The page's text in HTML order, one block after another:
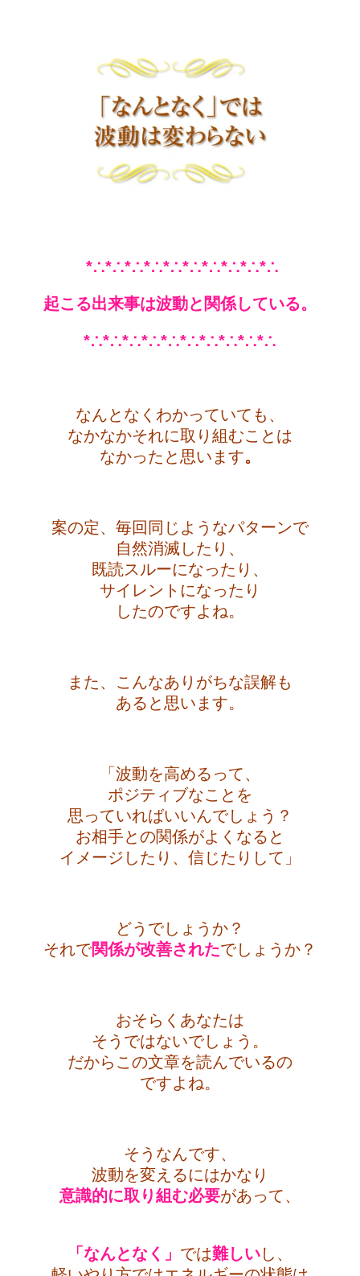
*∴*∴*∴*∴*∴*∴*∴*∴*∴*∴
起こる出来事は波動と関係している。
*∴*∴*∴*∴*∴*∴*∴*∴*∴*∴
なんとなくわかっていても、
なかなかそれに取り組むことは
なかったと思います。
案の定、毎回同じようなパターンで
自然消滅したり、
既読スルーになったり、
サイレントになったり
したのですよね。
また、こんなありがちな誤解も
あると思います。
「波動を高めるって、
ポジティブなことを
思っていればいいんでしょう？
お相手との関係がよくなると
イメージしたり、信じたりして」
どうでしょうか？
それで関係が改善されたでしょうか？
おそらくあなたは
そうではないでしょう。
だからこの文章を読んでいるの
ですよね。
そうなんです、
波動を変えるにはかなり
意識的に取り組む必要があって、
「なんとなく」 では難しいし、